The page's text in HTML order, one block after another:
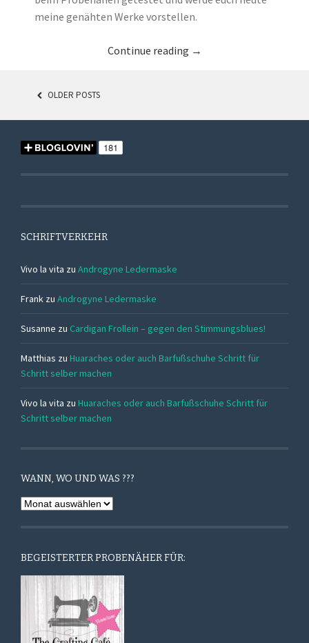
meine genähten Werke vorstellen.
Continue reading →
POSTS
OLDER POSTS
SCHRIFTVERKEHR
Vivo la vita zu Androgyne Ledermaske
Frank zu Androgyne Ledermaske
Susanne zu Cardigan Frollein – gegen den Stimmungsblues!
Matthias zu Huaraches oder auch Barfußschuhe Schritt für
Schritt selber machen
Vivo la vita zu Huaraches oder auch Barfußschuhe Schritt für
Schritt selber machen
WANN, WO UND WAS ???
Wann,
???
BEGEISTERTER PROBENÄHER FÜR: